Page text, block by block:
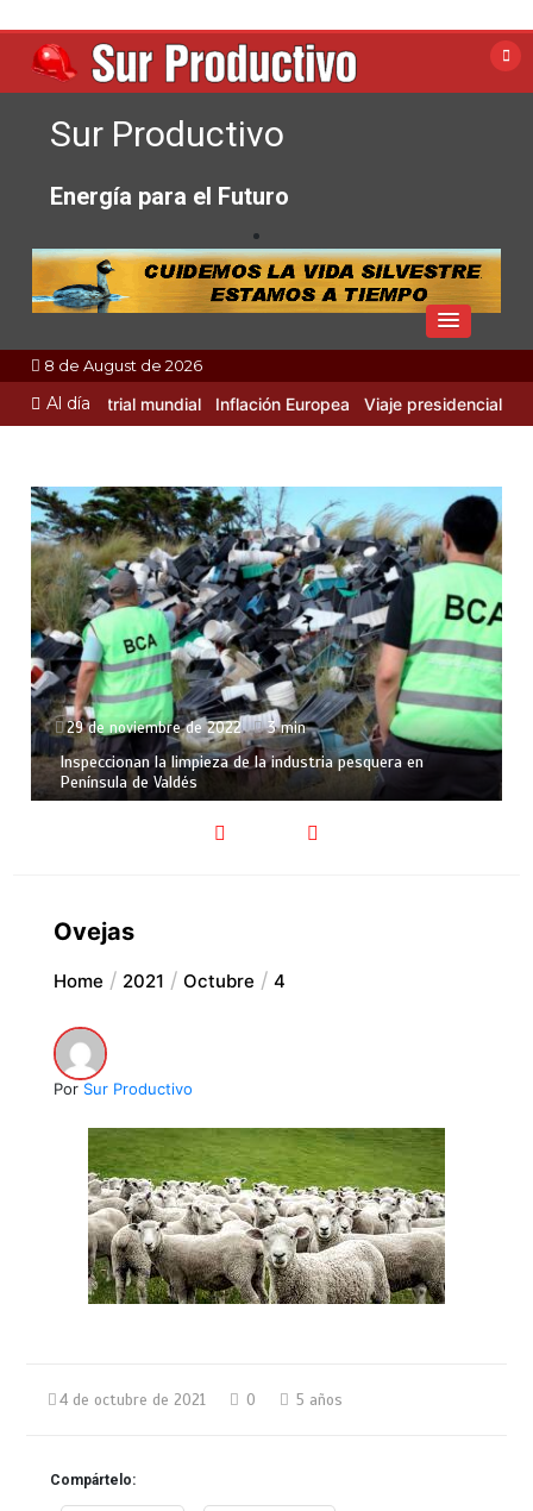
content
Sur Productivo
Energía para el Futuro
8 de August de 2026
Al día
Industrial mundial Inflación Europea Viaje presidencial a
29 de noviembre de 2022 3 min
Inspeccionan la limpieza de la industria pesquera en
Península de Valdés
Ovejas
Home 2021 Octubre 4
Por Sur Productivo
4 de octubre de 2021 0 5 años
Compártelo: